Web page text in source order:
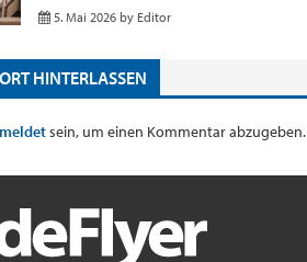
5. Mai 2026 by Editor
HINTERLASSEN
sein, um einen Kommentar abzugeben.